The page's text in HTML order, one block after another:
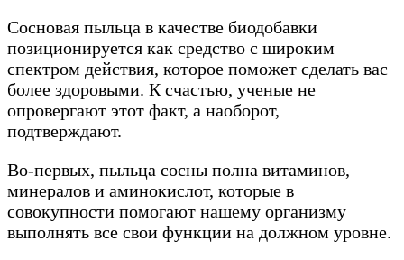
Сосновая пыльца в качестве биодобавки
позиционируется как средство с широким
спектром действия, которое поможет сделать вас
более здоровыми. К счастью, ученые не
опровергают этот факт, а наоборот,
подтверждают.
Во-первых, пыльца сосны полна витаминов,
минералов и аминокислот, которые в
совокупности помогают нашему организму
выполнять все свои функции на должном уровне.